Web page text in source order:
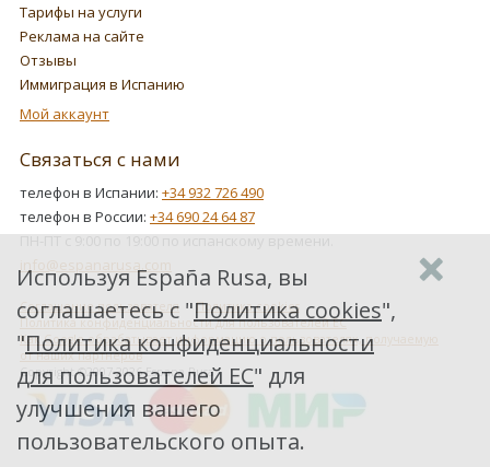
Тарифы на услуги
Реклама на сайте
Отзывы
Иммиграция в Испанию
Мой аккаунт
Связаться с нами
телефон в Испании: +34 932 726 490
телефон в России: +34 690 24 64 87
ПН-ПТ с 9:00 по 19:00 по испанскому времени.
info@espanarusa.com
Соглашение пользователя
Политика cookies
Политика конфиденциальности для пользователей ЕС
Как Google обрабатывает информацию о пользователях, получаемую
от наших партнеров
Copyright ©2007-2026 Espana Rusa
Используя España Rusa, вы
соглашаетесь с "Политика cookies",
"Политика конфиденциальности
для пользователей ЕС" для
улучшения вашего
пользовательского опыта.